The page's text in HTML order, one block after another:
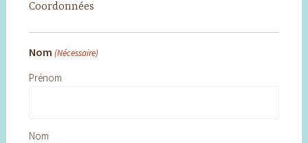
Coordonnées
Nom (Nécessaire)
Prénom
Nom